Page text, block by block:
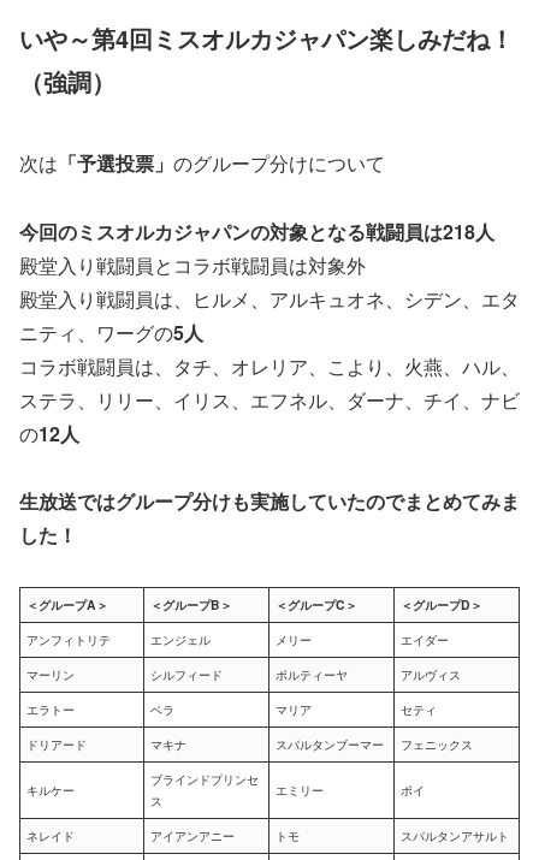
いや～第4回ミスオルカジャパン楽しみだね！
（強調）
次は 「予選投票」 のグループ分けについて
今回のミスオルカジャパンの対象となる戦闘員は218人
殿堂入り戦闘員とコラボ戦闘員は対象外
殿堂入り戦闘員は、ヒルメ、アルキュオネ、シデン、エタ
ニティ、ワーグの5人
コラボ戦闘員は、タチ、オレリア、こより、火燕、ハル、
ステラ、リリー、イリス、エフネル、ダーナ、チイ、ナビ
の12人
生放送ではグループ分けも実施していたのでまとめてみま
した！
＜グループA＞ ＜グループB＞ ＜グループC＞
＜グループD＞
アンフィトリテ
エンジェル メリー
エイダー
マーリン
シルフィード ポルティーヤ
アルヴィス
エラトー
ベラ マリア
セティ
ドリアード
マキナ スパルタンブーマー フェニックス
キルケー
ブラインドプリンセ
ス
エミリー ポイ
ネレイド アイアンアニー トモ
スパルタンアサルト